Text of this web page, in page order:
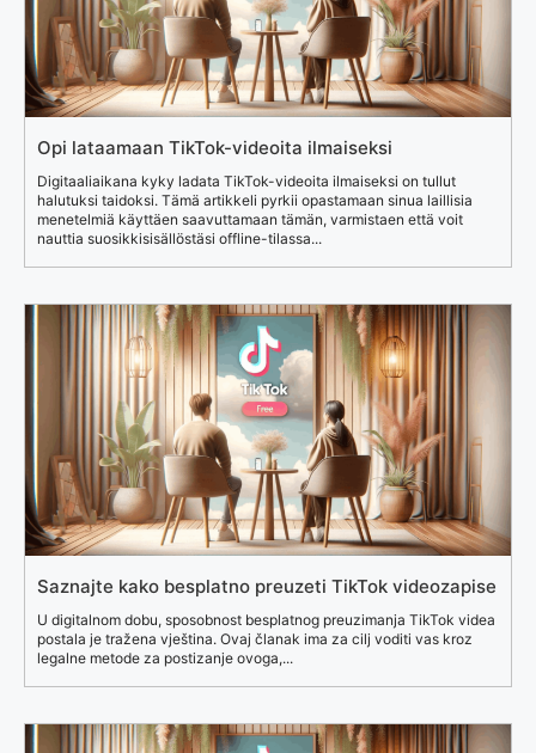
Opi lataamaan TikTok-videoita ilmaiseksi
Digitaaliaikana kyky ladata TikTok-videoita ilmaiseksi on tullut
halutuksi taidoksi. Tämä artikkeli pyrkii opastamaan sinua laillisia
menetelmiä käyttäen saavuttamaan tämän, varmistaen että voit
nauttia suosikkisisällöstäsi offline-tilassa...
Saznajte kako besplatno preuzeti TikTok videozapise
U digitalnom dobu, sposobnost besplatnog preuzimanja TikTok videa
postala je tražena vještina. Ovaj članak ima za cilj voditi vas kroz
legalne metode za postizanje ovoga,...